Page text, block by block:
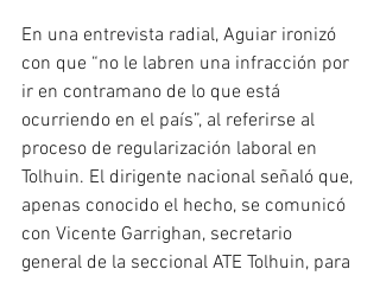
En una entrevista radial, Aguiar ironizó
con que “no le labren una infracción por
ir en contramano de lo que está
ocurriendo en el país”, al referirse al
proceso de regularización laboral en
Tolhuin. El dirigente nacional señaló que,
apenas conocido el hecho, se comunicó
con Vicente Garrighan, secretario
general de la seccional ATE Tolhuin, para